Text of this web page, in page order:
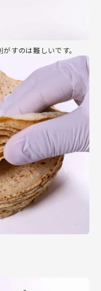
すのは難しいです。